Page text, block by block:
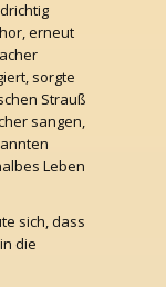
erneut
sorgte
Strauß
sangen,
Leben
sich, dass
die